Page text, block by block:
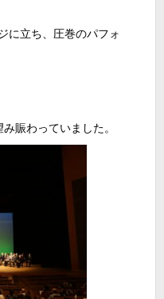
に立ち、圧巻のパフォ
賑わっていました。